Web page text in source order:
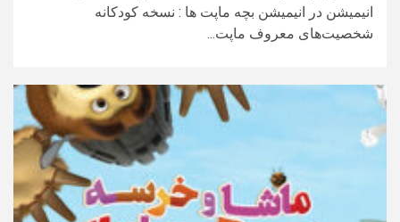
انیمیشن در انیمیشن بچه ماپت‌ ها : نسخه کودکانه
شخصیت‌های معروف ماپت...